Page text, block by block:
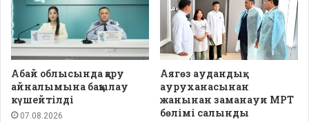
Абай облысында қару
айналымына бақылау
күшейтілді
07.08.2026
Аягөз аудандық
ауруханасынан
жанынан заманауи МРТ
бөлімі салынды